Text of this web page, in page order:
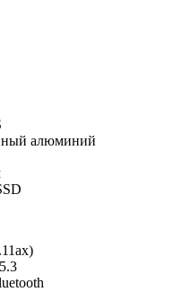
алюминий